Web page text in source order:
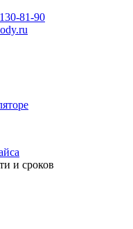
81-90
и сроков